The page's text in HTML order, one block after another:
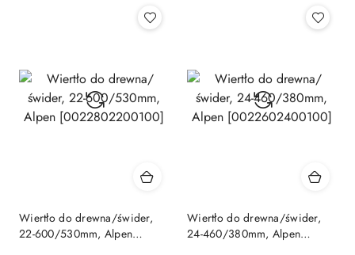
Wiertło do drewna/świder,
22-600/530mm, Alpen
Wiertło do drewna/świder,
24-460/380mm, Alpen